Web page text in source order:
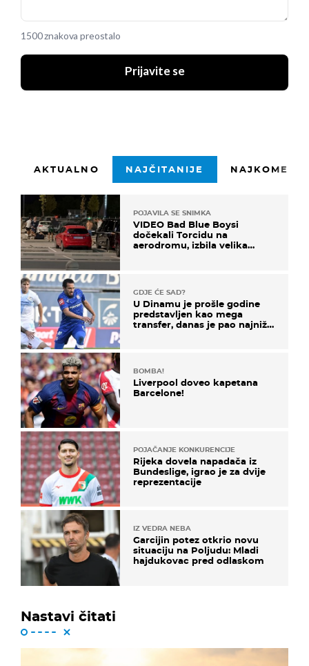
1500 znakova preostalo
Prijavite se
AKTUALNO NAJČITANIJE
POJAVILA SE SNIMKA
VIDEO Bad Blue Boysi
dočekali Torcidu na
aerodromu, izbila velika
GDJE ĆE SAD?
U Dinamu je prošle godine
predstavljen kao mega
transfer, danas je pao najniže
BOMBA!
Liverpool doveo kapetana
Barcelone!
POJAČANJE KONKURENCIJE
Rijeka dovela napadača iz
Bundeslige, igrao je za dvije
reprezentacije
IZ VEDRA NEBA
Garcijin potez otkrio novu
situaciju na Poljudu: Mladi
hajdukovac pred odlaskom
Nastavi čitati